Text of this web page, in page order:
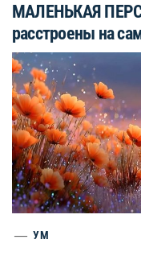
МАЛЕНЬКАЯ
расстроены на
УМ